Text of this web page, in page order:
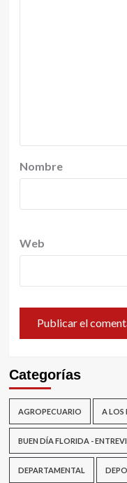
Nombre
Web
Categorías
AGROPECUARIO A LOS
BUEN DÍA FLORIDA -
DEPARTAMENTAL